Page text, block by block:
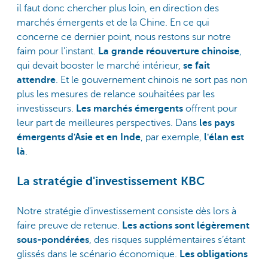
il faut donc chercher plus loin, en direction des
marchés émergents et de la Chine. En ce qui
concerne ce dernier point, nous restons sur notre
faim pour l’instant. La grande réouverture chinoise,
qui devait booster le marché intérieur, se fait
attendre. Et le gouvernement chinois ne sort pas non
plus les mesures de relance souhaitées par les
investisseurs. Les marchés émergents offrent pour
leur part de meilleures perspectives. Dans les pays
émergents d'Asie et en Inde, par exemple, l'élan est
là.
La stratégie d'investissement KBC
Notre stratégie d'investissement consiste dès lors à
faire preuve de retenue. Les actions sont légèrement
sous-pondérées, des risques supplémentaires s’étant
glissés dans le scénario économique. Les obligations